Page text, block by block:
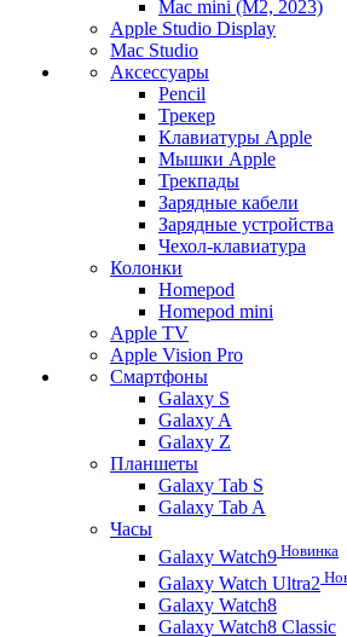
Mac mini (M2, 2023)
Apple Studio Display
Mac Studio
Аксессуары
Pencil
Трекер
Клавиатуры Apple
Мышки Apple
Трекпады
Зарядные кабели
Зарядные устройства
Чехол-клавиатура
Колонки
Homepod
Homepod mini
Apple TV
Apple Vision Pro
Смартфоны
Galaxy S
Galaxy A
Galaxy Z
Планшеты
Galaxy Tab S
Galaxy Tab A
Часы
Galaxy Watch9 Новинка
Galaxy Watch Ultra2
Galaxy Watch8
Galaxy Watch8 Classic